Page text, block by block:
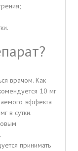
врачом. Как
10 мг
эффекта
в сутки.
принимать